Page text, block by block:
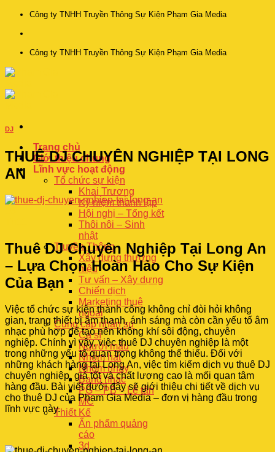
Skip
content
Công ty TNHH Truyền Thông Sự Kiện Phạm Gia Media
Công ty TNHH Truyền Thông Sự Kiện Phạm Gia Media
Trang chủ
Giới thiệu chung
Lĩnh vực hoạt động
Tổ chức sự kiện
Khai Trương
Kỷ niệm thành lập
Hội nghị – Tổng kết
Thôi nôi – Sinh
nhật
Truyền Thông
Xây dựng thương
hiệu
Tư vấn – Xây dựng
Chiến dịch
Marketing thuê
ngoài
Cung cấp nhân sự
Ca sĩ
Người mẫu
Nhóm hát
Nhóm nhảy
Band nhạc
PG – PB – Lễ tân
MC
Thiết Kế
Ấn phẩm quảng
cáo
3d
DJ
THUÊ DJ CHUYÊN NGHIỆP TẠI LONG
AN
Thuê DJ Chuyên Nghiệp Tại Long An
– Lựa Chọn Hoàn Hảo Cho Sự Kiện
Của Bạn
Việc tổ chức sự kiện thành công không chỉ đòi hỏi không
gian, trang thiết bị âm thanh, ánh sáng mà còn cần yếu tố âm
nhạc phù hợp để tạo nên không khí sôi động, chuyên
nghiệp. Chính vì vậy, việc thuê DJ chuyên nghiệp là một
trong những yếu tố quan trọng không thể thiếu. Đối với
những khách hàng tại Long An, việc tìm kiếm dịch vụ thuê DJ
chuyên nghiệp, giá tốt và chất lượng cao là mối quan tâm
hàng đầu. Bài viết dưới đây sẽ giới thiệu chi tiết về dịch vụ
cho thuê DJ của Phạm Gia Media – đơn vị hàng đầu trong
lĩnh vực này.